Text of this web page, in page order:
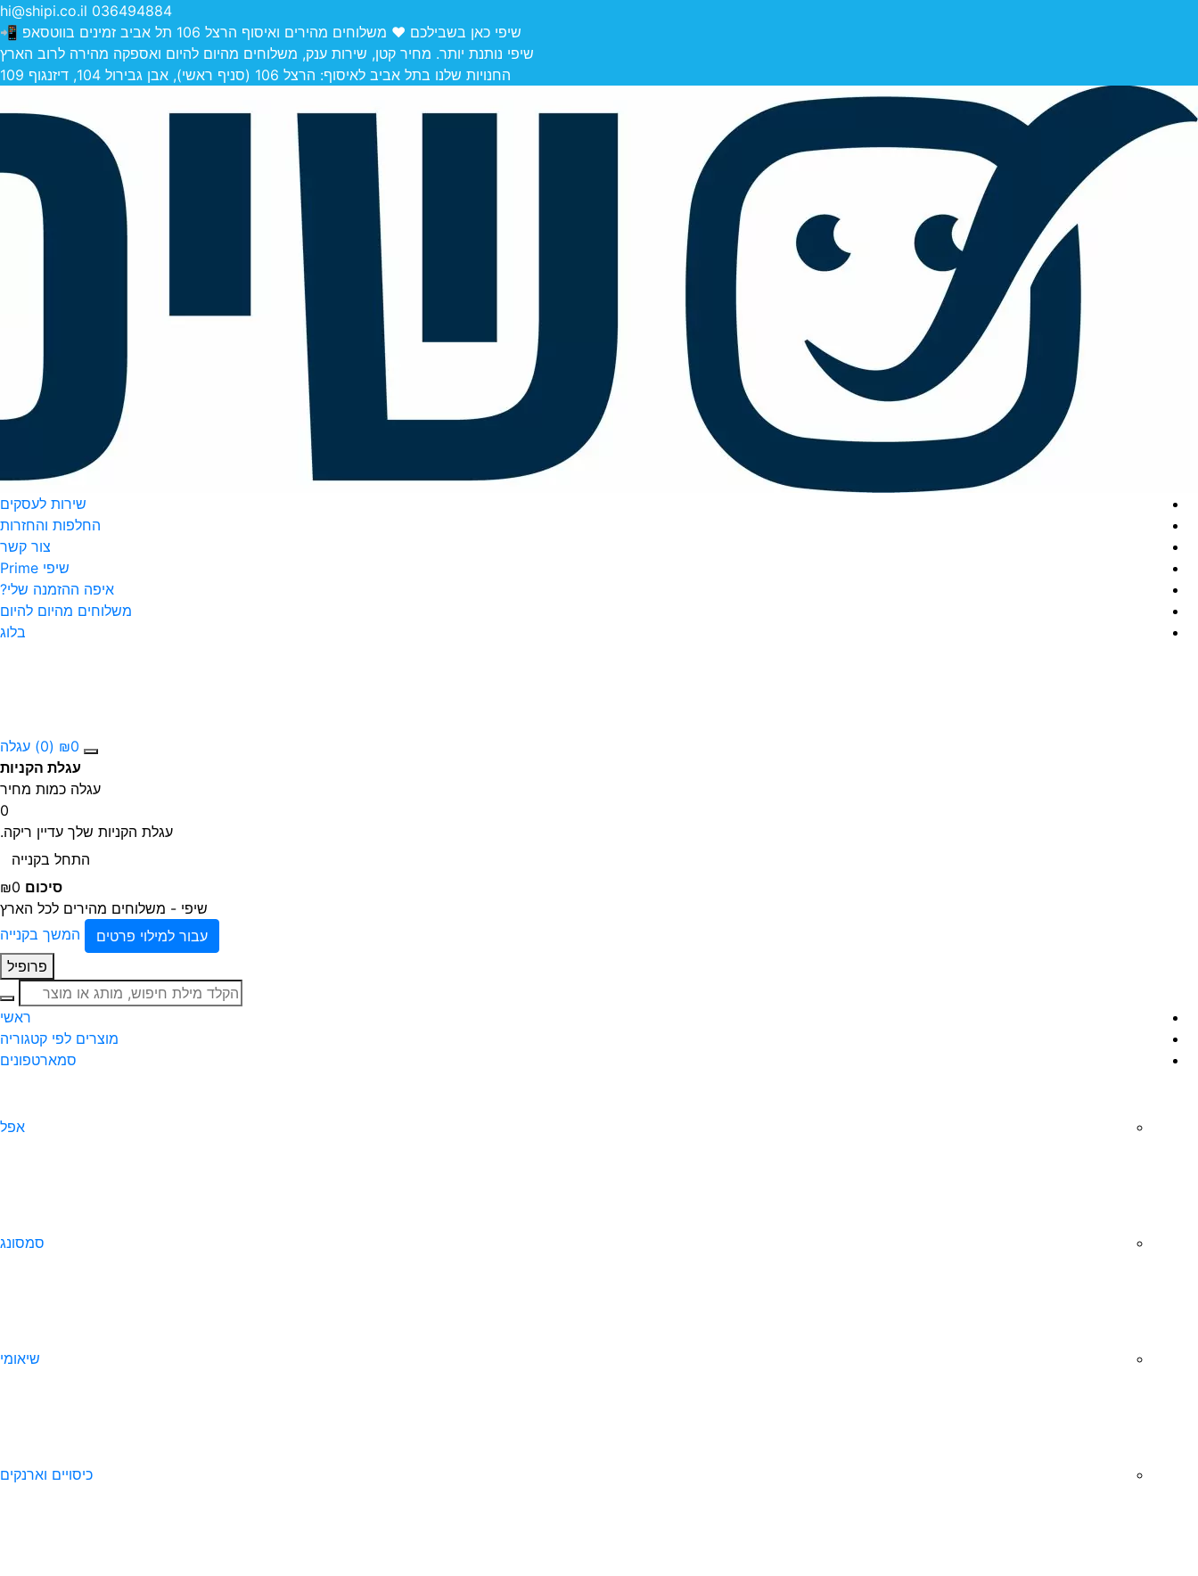
036494884
hi@shipi.co.il
שיפי כאן בשבילכם ❤️ משלוחים מהירים ואיסוף הרצל 106 תל אביב זמינים בווטסאפ 📲
שיפי נותנת יותר. מחיר קטן, שירות ענק, משלוחים מהיום להיום ואספקה מהירה לרוב הארץ
החנויות שלנו בתל אביב לאיסוף: הרצל 106 (סניף ראשי), אבן גבירול 104, דיזנגוף 109
שירות לעסקים
החלפות והחזרות
צור קשר
שיפי Prime
איפה ההזמנה שלי?
משלוחים מהיום להיום
בלוג
₪0
(0)
עגלה
עגלת הקניות
עגלה כמות מחיר
0
עגלת הקניות שלך עדיין ריקה.
התחל בקנייה
סיכום ₪0
שיפי - משלוחים מהירים לכל הארץ
עבור למילוי פרטים
המשך בקנייה
פרופיל
חיפוש
ראשי
מוצרים לפי קטגוריה
סמארטפונים
אפל
סמסונג
שיאומי
כיסויים וארנקים